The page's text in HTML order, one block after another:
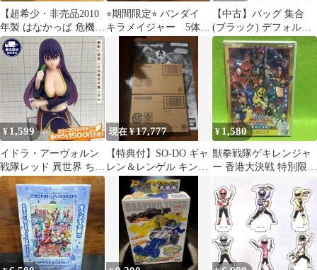
【超希少・非売品2010
年製 はなかっぱ 危機一
発 ジュニア（未使用・
動作OK）
⭐︎期間限定⭐︎ バンダイ
キラメイジャー 5体合
体ロボ
【中古】バッグ 集合
(ブラック) デフォルメ
トートバッグ 「王様戦
隊キングオージャー」
プレミアムバンダイ限
¥1,599
イドラ・アーヴォルン
戦隊レッド 異世界 ちょ
このせ フィギュア 2025
年
現在 ¥17,777
【特典付】SO-DO ギャ
レン＆レンゲル キング
＋ワイルドカリス＆ジ
ャックパーツ
¥ 1,580
獣拳戦隊ゲキレンジャ
ー 香港大決戦 特別限定